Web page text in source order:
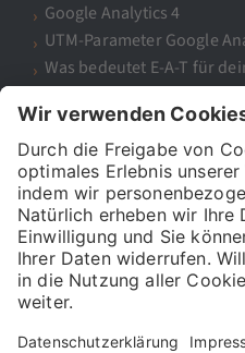
Google Analytics 4
UTM-Parameter Google
Was bedeutet E-A-T für
SEO?
Die führende Digital
Seit über 15 Jahren bilden
Hier mehr zu uns
https://www.121watt.de/